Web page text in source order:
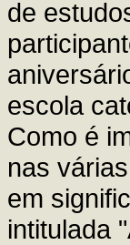
de
escola
Como é
nas
em
intitulada